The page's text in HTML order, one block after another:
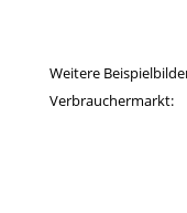
Weitere
Verbrauchermarkt: